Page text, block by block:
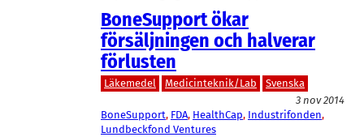
BoneSupport ökar
försäljningen och halverar
förlusten
Läkemedel Medicinteknik/Lab
Svenska
3 nov 2014
BoneSupport, FDA, HealthCap, Industrifonden
Lundbeckfond Ventures